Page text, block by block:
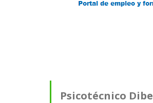
Psicotécnico Dibe